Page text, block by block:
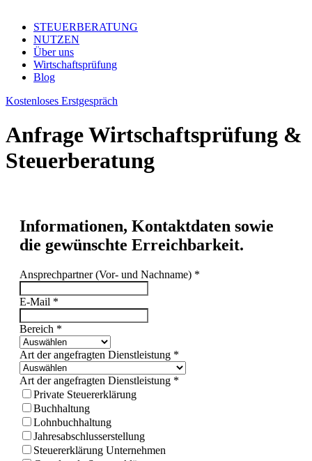
STEUERBERATUNG
NUTZEN
Über uns
Wirtschaftsprüfung
Blog
Kostenloses Erstgespräch
Anfrage Wirtschaftsprüfung &
Steuerberatung
Informationen, Kontaktdaten sowie
die gewünschte Erreichbarkeit.
Ansprechpartner (Vor- und Nachname) *
E-Mail *
Bereich *
Art der angefragten Dienstleistung *
Art der angefragten Dienstleistung *
Private Steuererklärung
Buchhaltung
Lohnbuchhaltung
Jahresabschlusserstellung
Steuererklärung Unternehmen